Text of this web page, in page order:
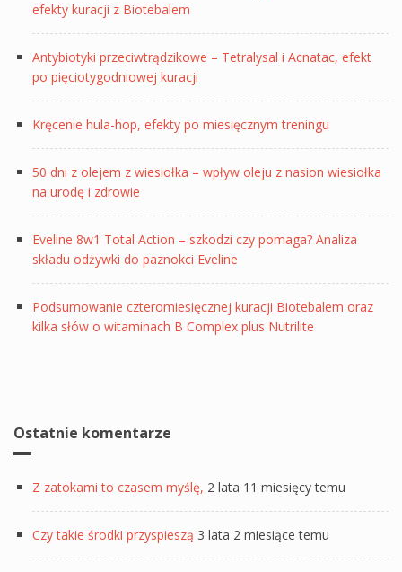
efekty kuracji z Biotebalem
Antybiotyki przeciwtrądzikowe – Tetralysal i Acnatac, efekt
po pięciotygodniowej kuracji
Kręcenie hula-hop, efekty po miesięcznym treningu
50 dni z olejem z wiesiołka – wpływ oleju z nasion wiesiołka
na urodę i zdrowie
Eveline 8w1 Total Action – szkodzi czy pomaga? Analiza
składu odżywki do paznokci Eveline
Podsumowanie czteromiesięcznej kuracji Biotebalem oraz
kilka słów o witaminach B Complex plus Nutrilite
Ostatnie komentarze
Z zatokami to czasem myślę, 2 lata 11 miesięcy temu
Czy takie środki przyspieszą 3 lata 2 miesiące temu